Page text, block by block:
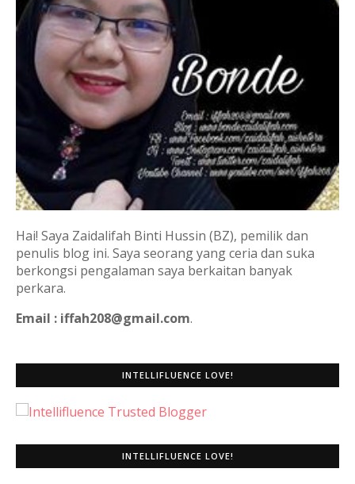
Hai! Saya Zaidalifah Binti Hussin (BZ), pemilik dan
penulis blog ini. Saya seorang yang ceria dan suka
berkongsi pengalaman saya berkaitan banyak
perkara.
Email : iffah208@gmail.com.
INTELLIFLUENCE LOVE!
INTELLIFLUENCE LOVE!